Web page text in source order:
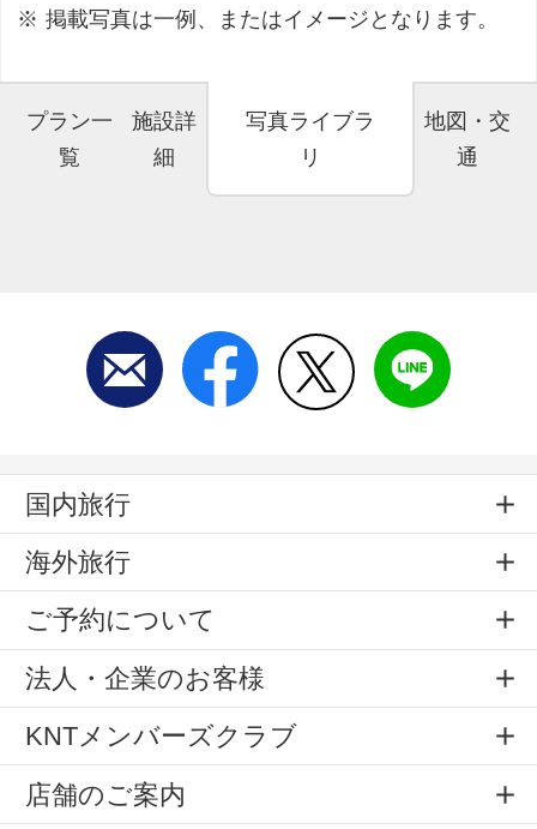
掲載写真は一例、またはイメージとなります。
プラン一
覧
施設詳
細
写真ライブラ
リ
地図・交
通
国内旅行
海外旅行
ご予約について
法人・企業のお客様
KNTメンバーズクラブ
店舗のご案内